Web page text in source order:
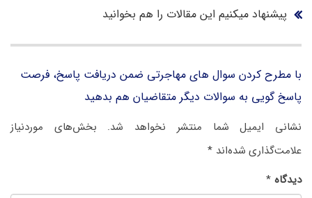
پیشنهاد میکنیم این مقالات را هم بخوانید
با مطرح کردن سوال های مهاجرتی ضمن دریافت پاسخ، فرصت
پاسخ گویی به سوالات دیگر متقاضیان هم بدهید
نشانی ایمیل شما منتشر نخواهد شد. بخش‌های موردنیاز
علامت‌گذاری شده‌اند *
دیدگاه *